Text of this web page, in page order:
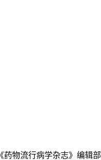
药物流行病学杂志》编辑部